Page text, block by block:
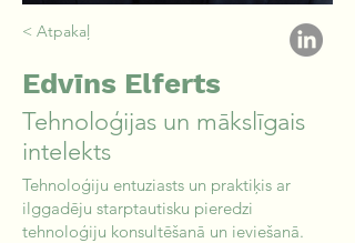
< Atpakaļ
Edvīns Elferts
Tehnoloģijas un mākslīgais
intelekts
Tehnoloģiju entuziasts un praktiķis ar
ilggadēju starptautisku pieredzi
tehnoloģiju konsultēšanā un ieviešanā.